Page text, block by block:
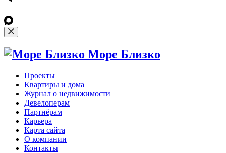
Море Близко
Проекты
Квартиры и дома
Журнал о недвижимости
Девелоперам
Партнёрам
Карьера
Карта сайта
О компании
Контакты